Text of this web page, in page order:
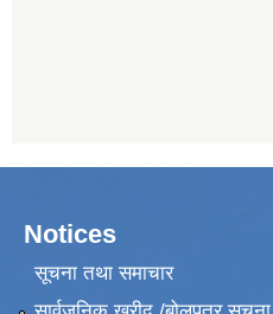
Notices
सूचना तथा समाचार